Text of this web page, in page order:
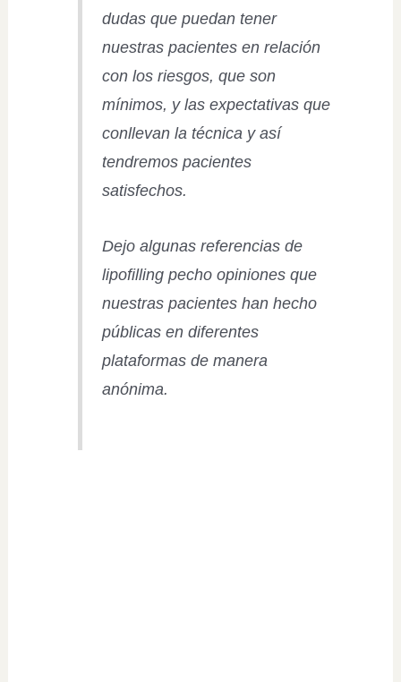
dudas que puedan tener
nuestras pacientes en relación
con los riesgos, que son
mínimos, y las expectativas que
conllevan la técnica y así
tendremos pacientes
satisfechos.
Dejo algunas referencias de
lipofilling pecho opiniones que
nuestras pacientes han hecho
públicas en diferentes
plataformas de manera
anónima.